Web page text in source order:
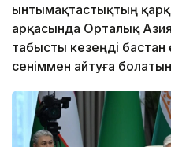
ынтымақтастықтың
арқасында Орталық
табысты кезеңді
сеніммен айтуға